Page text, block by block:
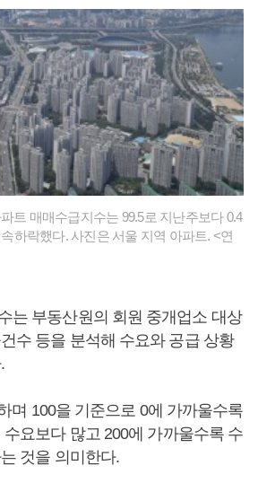
트 매매수급지수는 99.5로 지난주보다 0.4
하락했다. 사진은 서울 지역 아파트. <연
는 부동산원의 회원 중개업소 대상
수 등을 분석해 수요와 공급 상황
며 100을 기준으로 0에 가까울수록
요보다 많고 200에 가까울수록 수
것을 의미한다.